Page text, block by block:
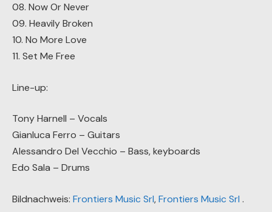
08. Now Or Never
09. Heavily Broken
10. No More Love
11. Set Me Free
Line-up:
Tony Harnell – Vocals
Gianluca Ferro – Guitars
Alessandro Del Vecchio – Bass, keyboards
Edo Sala – Drums
Bildnachweis: Frontiers Music Srl,Frontiers Music Srl .